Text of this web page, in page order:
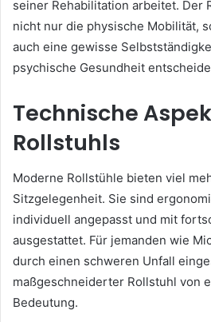
seiner Rehabilitation arbeitet. Der
nicht nur die physische Mobilität,
auch eine gewisse
psychische Gesundheit
Technische
Rollstuhls
Moderne Rollstühle bieten viel
Sitzgelegenheit. Sie sind
individuell angepasst und mit
ausgestattet. Für jemanden wie
durch einen schweren Unfall
maßgeschneiderter Rollstuhl von
Bedeutung.